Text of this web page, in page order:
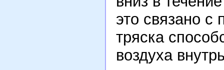
это связано с
тряска
воздуха